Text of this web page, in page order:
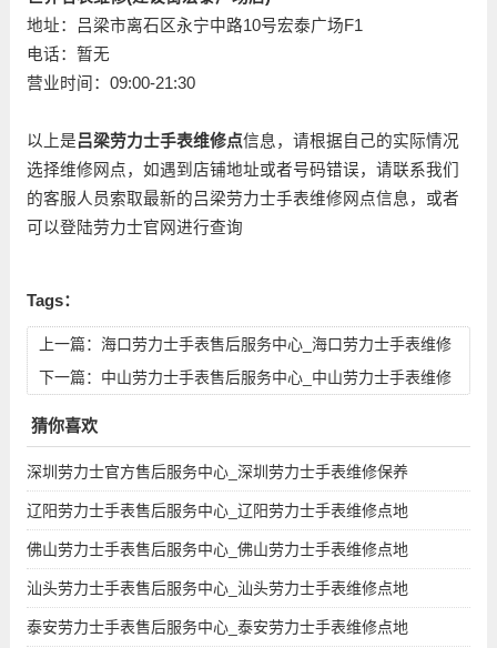
地址：吕梁市离石区永宁中路10号宏泰广场F1
电话：暂无
营业时间：09:00-21:30
以上是吕梁劳力士手表维修点信息，请根据自己的实际情况
选择维修网点，如遇到店铺地址或者号码错误，请联系我们
的客服人员索取最新的吕梁劳力士手表维修网点信息，或者
可以登陆劳力士官网进行查询
Tags：
上一篇： 海口劳力士手表售后服务中心_海口劳力士手表维修
点地址查询
下一篇： 中山劳力士手表售后服务中心_中山劳力士手表维修
猜你喜欢
深圳劳力士官方售后服务中心_深圳劳力士手表维修保养
辽阳劳力士手表售后服务中心_辽阳劳力士手表维修点地
佛山劳力士手表售后服务中心_佛山劳力士手表维修点地
汕头劳力士手表售后服务中心_汕头劳力士手表维修点地
泰安劳力士手表售后服务中心_泰安劳力士手表维修点地